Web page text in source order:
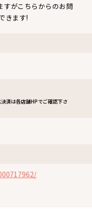
がこちらからのお問
きます!
済は各店舗HPでご確認下さ